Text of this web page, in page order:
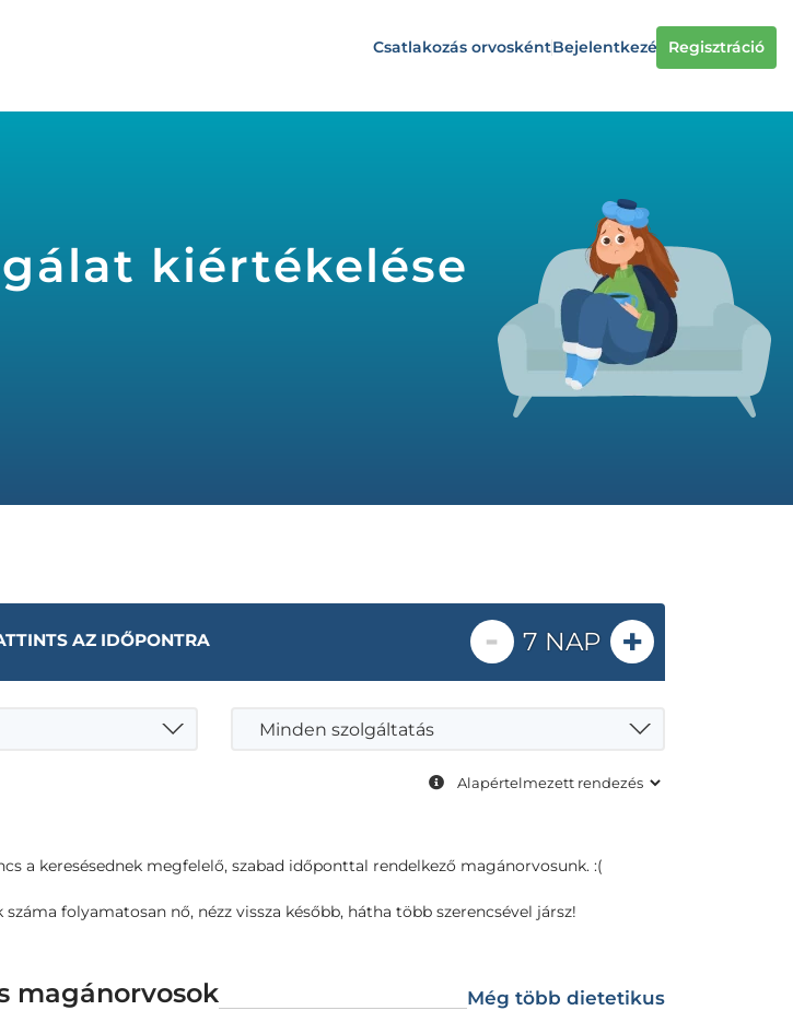
Csatlakozás orvoskéntBejelentkezés Regisztráció
kiértékelése
AZ IDŐPONTRA - 7 NAP +
Minden szolgáltatás
a keresésednek megfelelő, szabad időponttal rendelkező magánorvosunk. :(
folyamatosan nő, nézz vissza később, hátha több szerencsével jársz!
magánorvosok Még több dietetikus